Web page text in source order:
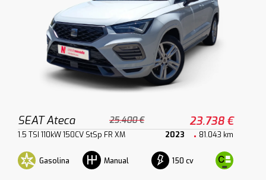
SEAT Ateca 25.400 € 23.738 €
1.5 TSI 110kW 150CV StSp FR XM 2023 81.043 km
Gasolina Manual 150 cv